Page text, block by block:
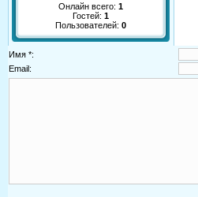
Онлайн всего: 1
Гостей: 1
Пользователей: 0
Имя *:
Email: